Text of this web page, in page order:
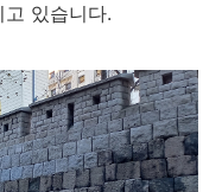
고 있습니다.